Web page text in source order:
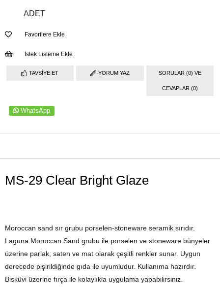
ADET
Favorilere Ekle
İstek Listeme Ekle
TAVSIYE ET YORUM YAZ SORULAR (0) VE
CEVAPLAR (0)
WhatsApp
MS-29 Clear Bright Glaze
Moroccan sand sır grubu porselen-stoneware seramik sırıdır.
Laguna Moroccan Sand grubu ile porselen ve stoneware bünyeler
üzerine parlak, saten ve mat olarak çeşitli renkler sunar. Uygun
derecede pişirildiğinde gıda ile uyumludur. Kullanıma hazırdır.
Bisküvi üzerine fırça ile kolaylıkla uygulama yapabilirsiniz.